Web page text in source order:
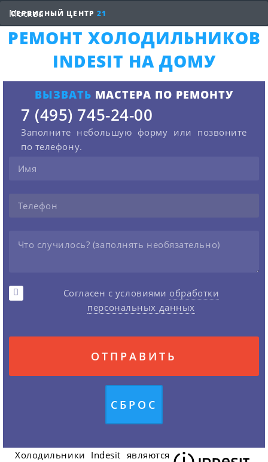
СЕРВИСНЫЙ ЦЕНТР 21
РЕМОНТ ХОЛОДИЛЬНИКОВ
INDESIT НА ДОМУ
ВЫЗВАТЬ МАСТЕРА ПО РЕМОНТУ
7 (495) 745-24-00
Заполните небольшую форму или позвоните
по телефону.
Согласен с условиями обработки
персональных данных
Холодильники Indesit являются